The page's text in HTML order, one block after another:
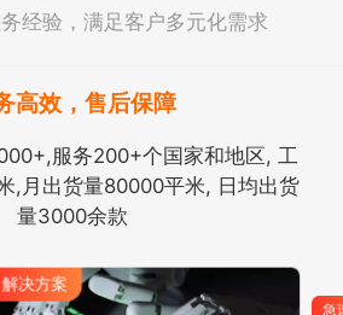
经验，满足客户多元化需求
高效，售后保障
服务200+个国家和地区, 工
,月出货量80000平米, 日均出货
量3000余款
急速打样